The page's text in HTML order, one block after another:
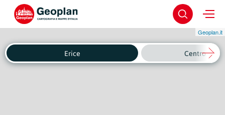
Geoplan.it
Erice Centro